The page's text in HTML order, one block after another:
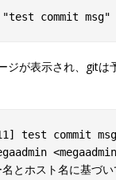
ジが表示され、gitは
test commit msg
とホスト名に基づ